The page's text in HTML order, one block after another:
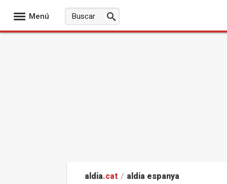
Menú
aldia.cat / aldia espanya